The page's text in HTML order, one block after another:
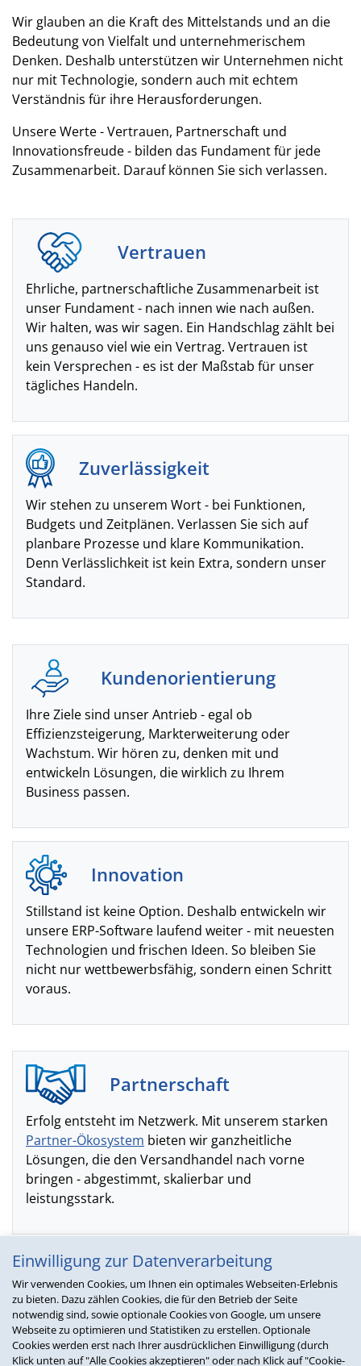
Einwilligung zur Datenverarbeitung
Wir verwenden Cookies, um Ihnen ein optimales Webseiten-Erlebnis
zu bieten. Dazu zählen Cookies, die für den Betrieb der Seite
notwendig sind, sowie optionale Cookies von Google, um unsere
Webseite zu optimieren und Statistiken zu erstellen. Optionale
Cookies werden erst nach Ihrer ausdrücklichen Einwilligung (durch
Klick unten auf "Alle Cookies akzeptieren" oder nach Klick auf "Cookie-
Wir glauben an die Kraft des Mittelstands und an die
Bedeutung von Vielfalt und unternehmerischem
Denken. Deshalb unterstützen wir Unternehmen nicht
nur mit Technologie, sondern auch mit echtem
Verständnis für ihre Herausforderungen.
Unsere Werte - Vertrauen, Partnerschaft und
Innovationsfreude - bilden das Fundament für jede
Zusammenarbeit. Darauf können Sie sich verlassen.
Vertrauen
Ehrliche, partnerschaftliche Zusammenarbeit ist
unser Fundament - nach innen wie nach außen.
Wir halten, was wir sagen. Ein Handschlag zählt bei
uns genauso viel wie ein Vertrag. Vertrauen ist
kein Versprechen - es ist der Maßstab für unser
tägliches Handeln.
Zuverlässigkeit
Wir stehen zu unserem Wort - bei Funktionen,
Budgets und Zeitplänen. Verlassen Sie sich auf
planbare Prozesse und klare Kommunikation.
Denn Verlässlichkeit ist kein Extra, sondern unser
Standard.
Kundenorientierung
Ihre Ziele sind unser Antrieb - egal ob
Effizienzsteigerung, Markterweiterung oder
Wachstum. Wir hören zu, denken mit und
entwickeln Lösungen, die wirklich zu Ihrem
Business passen.
Innovation
Stillstand ist keine Option. Deshalb entwickeln wir
unsere ERP-Software laufend weiter - mit neuesten
Technologien und frischen Ideen. So bleiben Sie
nicht nur wettbewerbsfähig, sondern einen Schritt
voraus.
Partnerschaft
Erfolg entsteht im Netzwerk. Mit unserem starken
Partner-Ökosystem bieten wir ganzheitliche
Lösungen, die den Versandhandel nach vorne
bringen - abgestimmt, skalierbar und
leistungsstark.
Teamgeist
Gemeinsam mehr erreichen: Bei D&G-Software
zählt jede Stimme, jede Idee und jedes Talent.
Unterschiedliche Perspektiven machen uns besser